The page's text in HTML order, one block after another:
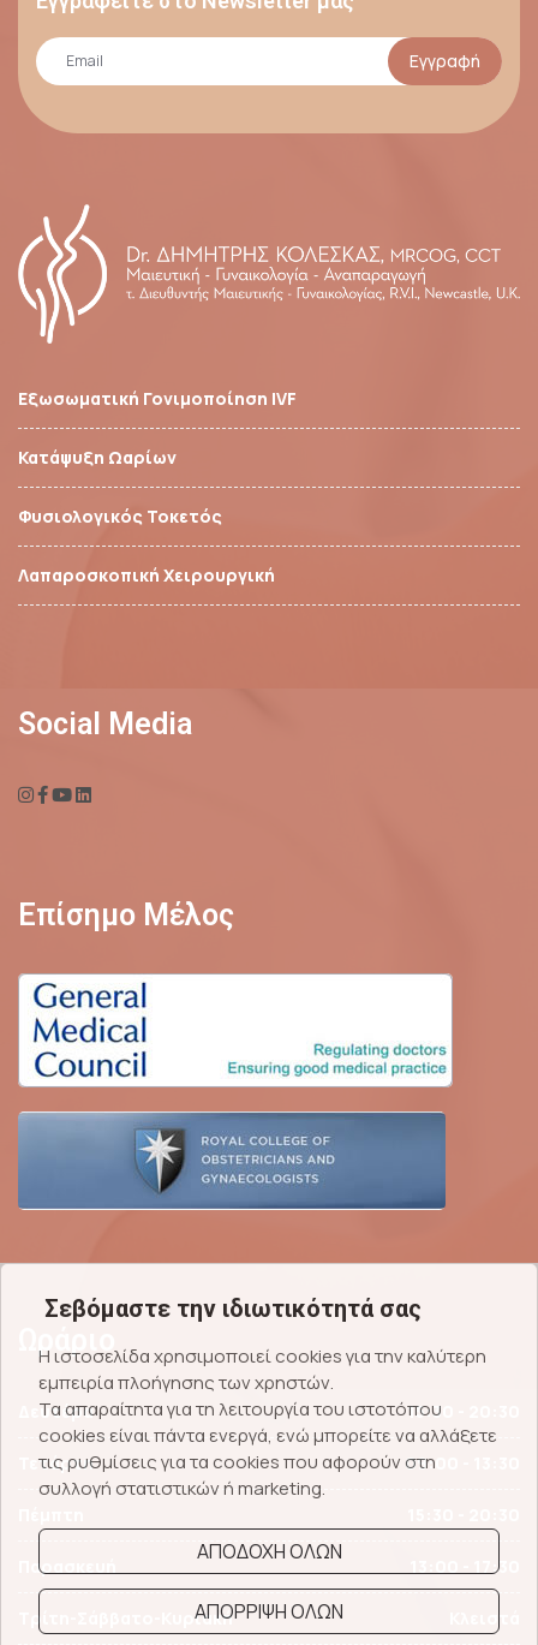
Εγγραφή
Εξωσωματική Γονιμοποίηση IVF
Κατάψυξη Ωαρίων
Φυσιολογικός Τοκετός
Λαπαροσκοπική Χειρουργική
Social Media
Επίσημο Μέλος
Δευτέρα 15:30 - 20:30
Τετάρτη 09:00 - 13:30
Παρασκευή 13:00 - 17:30
Τρίτη-Σάββατο-Κυριακή
Σεβόμαστε την ιδιωτικότητά σας
Η ιστοσελίδα χρησιμοποιεί cookies για την καλύτερη
εμπειρία πλοήγησης των χρηστών.
Τα απαραίτητα για τη λειτουργία του ιστοτόπου
cookies είναι πάντα ενεργά, ενώ μπορείτε να αλλάξετε
τις ρυθμίσεις για τα cookies που αφορούν στη
συλλογή στατιστικών ή marketing.
ΑΠΟΔΟΧΗ ΟΛΩΝ
ΑΠΟΡΡΙΨΗ ΟΛΩΝ